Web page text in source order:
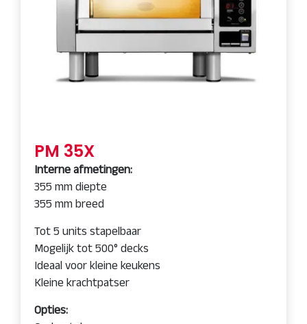
PM 35X
Interne afmetingen:
355 mm diepte
355 mm breed
Tot 5 units stapelbaar
Mogelijk tot 500° decks
Ideaal voor kleine keukens
Kleine krachtpatser
Opties: